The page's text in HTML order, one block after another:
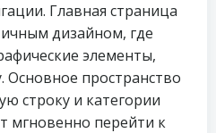
Главная страница
дизайном, где
элементы,
Основное пространство
строку и категории
мгновенно перейти к